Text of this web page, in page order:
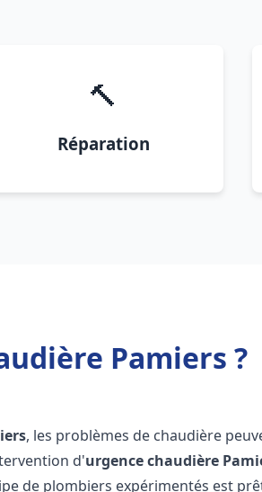
🔨
Réparation
Pamiers ?
, les problèmes de chaudière
d'urgence chaudière
de plombiers expérimentés est